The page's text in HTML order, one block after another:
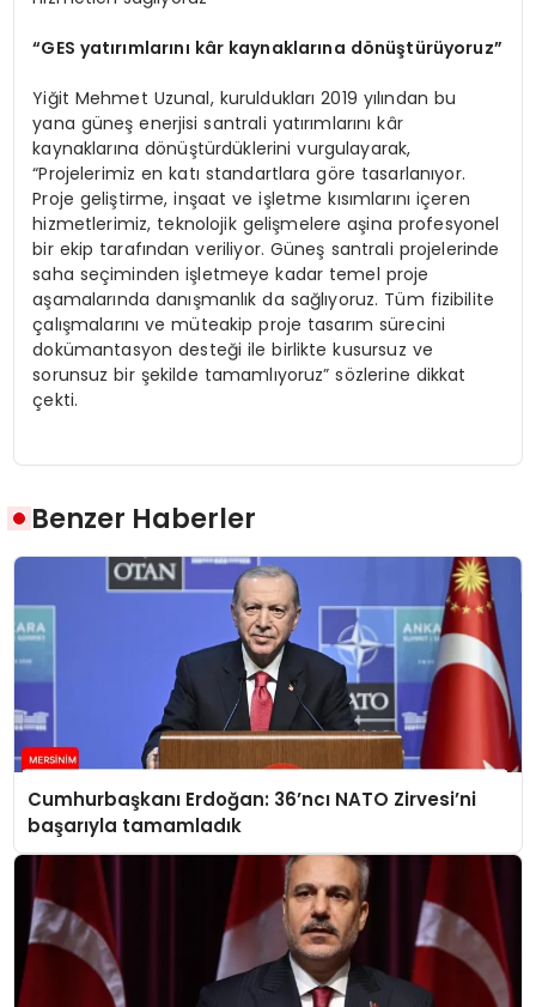
“GES yatırımlarını kâr kaynaklarına dönüştürüyoruz”
Yiğit Mehmet Uzunal, kuruldukları 2019 yılından bu
yana güneş enerjisi santrali yatırımlarını kâr
kaynaklarına dönüştürdüklerini vurgulayarak,
“Projelerimiz en katı standartlara göre tasarlanıyor.
Proje geliştirme, inşaat ve işletme kısımlarını içeren
hizmetlerimiz, teknolojik gelişmelere aşina profesyonel
bir ekip tarafından veriliyor. Güneş santrali projelerinde
saha seçiminden işletmeye kadar temel proje
aşamalarında danışmanlık da sağlıyoruz. Tüm fizibilite
çalışmalarını ve müteakip proje tasarım sürecini
dokümantasyon desteği ile birlikte kusursuz ve
sorunsuz bir şekilde tamamlıyoruz” sözlerine dikkat
çekti.
Benzer Haberler
Cumhurbaşkanı Erdoğan: 36’ncı NATO Zirvesi’ni
başarıyla tamamladık